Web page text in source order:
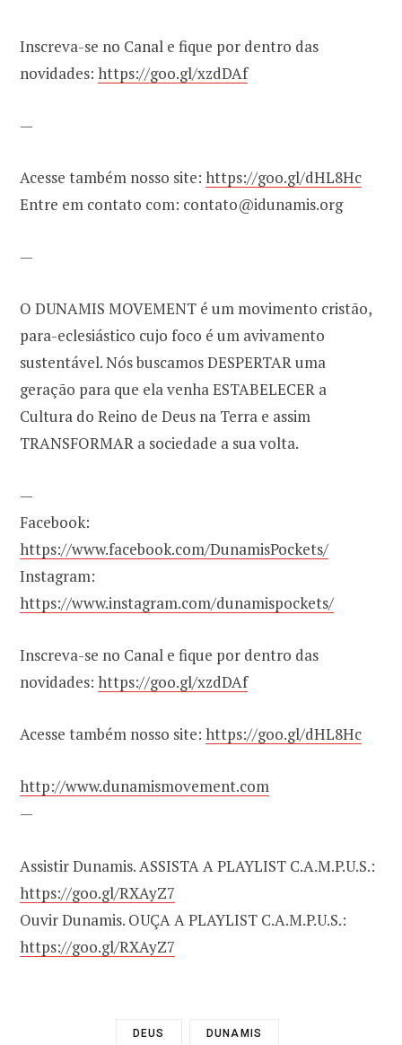
Inscreva-se no Canal e fique por dentro das
novidades: https://goo.gl/xzdDAf
—
Acesse também nosso site: https://goo.gl/dHL8Hc
Entre em contato com: contato@idunamis.org
—
O DUNAMIS MOVEMENT é um movimento cristão,
para-eclesiástico cujo foco é um avivamento
sustentável. Nós buscamos DESPERTAR uma
geração para que ela venha ESTABELECER a
Cultura do Reino de Deus na Terra e assim
TRANSFORMAR a sociedade a sua volta.
—
Facebook:
https://www.facebook.com/DunamisPockets/
Instagram:
https://www.instagram.com/dunamispockets/
Inscreva-se no Canal e fique por dentro das
novidades: https://goo.gl/xzdDAf
Acesse também nosso site: https://goo.gl/dHL8Hc
http://www.dunamismovement.com
—
Assistir Dunamis. ASSISTA A PLAYLIST C.A.M.P.U.S.:
https://goo.gl/RXAyZ7
Ouvir Dunamis. OUÇA A PLAYLIST C.A.M.P.U.S.:
https://goo.gl/RXAyZ7
DEUS DUNAMIS